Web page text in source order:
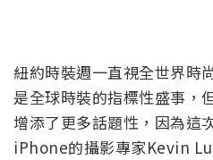
紐約時裝週一直視全世界時
是全球時裝的指標性盛事，
增添了更多話題性，因為這
iPhone的攝影專家Kevin